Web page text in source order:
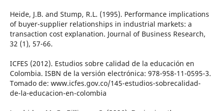
Heide, J.B. and Stump, R.L. (1995). Performance implications
of buyer-supplier relationships in industrial markets: a
transaction cost explanation. Journal of Business Research,
32 (1), 57-66.
ICFES (2012). Estudios sobre calidad de la educación en
Colombia. ISBN de la versión electrónica: 978-958-11-0595-3.
Tomado de: www.icfes.gov.co/145-estudios-sobrecalidad-
de-la-educacion-en-colombia